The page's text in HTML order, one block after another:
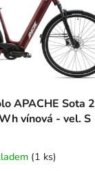
APACHE Sota 2
vínová - vel. S
(1 ks)